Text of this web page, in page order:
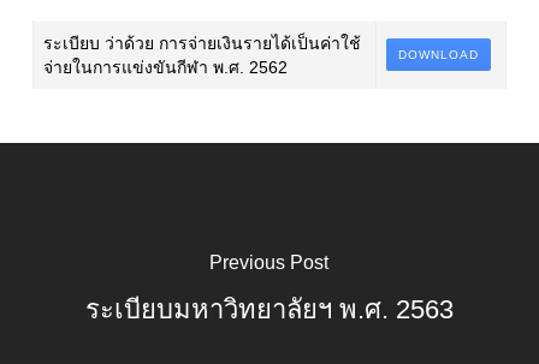
ระเบียบ ว่าด้วย การจ่ายเงินรายได้เป็นค่าใช้
จ่ายในการแข่งขันกีฬา พ.ศ. 2562
DOWNLOAD
Previous Post
ระเบียบมหาวิทยาลัยฯ พ.ศ. 2563